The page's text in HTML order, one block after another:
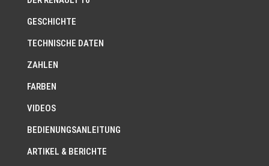
GESCHICHTE
TECHNISCHE DATEN
ZAHLEN
FARBEN
VIDEOS
BEDIENUNGSANLEITUNG
ARTIKEL & BERICHTE